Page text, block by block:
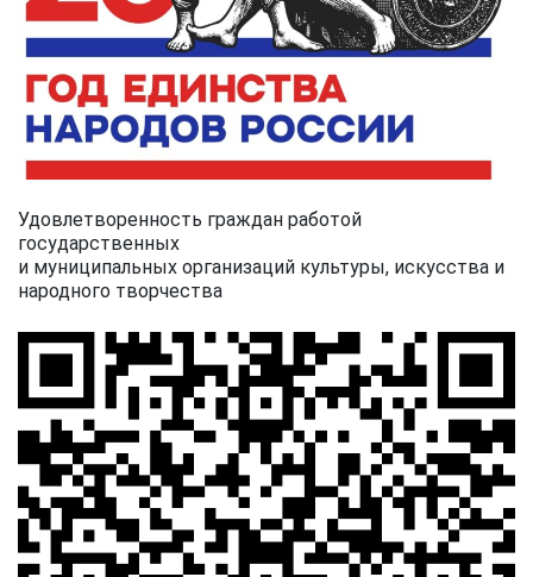
Удовлетворенность граждан работой
государственных
и муниципальных организаций культуры, искусства и
народного творчества